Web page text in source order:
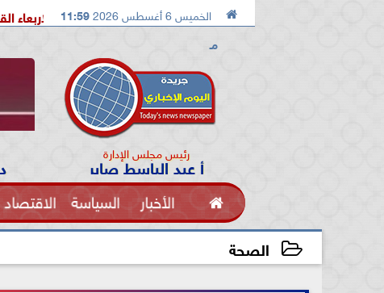
 الخميس 6 أغسطس 2026
11:59
مـ
ملك تستضيف معسكرًا مغلقًا للإسماعيلي الاربعاء القادم
رئيس مجلس الإدارة
أ عبد الباسط صابر
 الأخبار السياسة الاقتصاد
الفنون
الصحة